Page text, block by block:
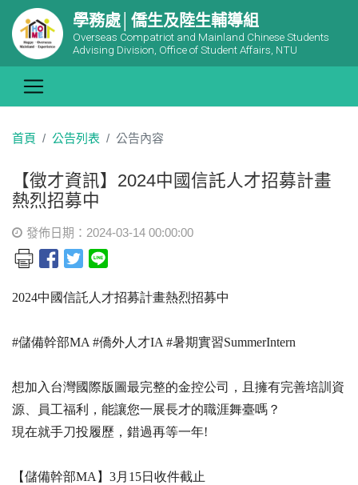
學務處│僑生及陸生輔導組
Overseas Compatriot and Mainland Chinese Students
Advising Division, Office of Student Affairs, NTU
首頁 公告列表 公告內容
【徵才資訊】2024中國信託人才招募計畫
熱烈招募中
發佈日期：2024-03-14 00:00:00
2024中國信託人才招募計畫熱烈招募中
#儲備幹部MA #僑外人才IA #暑期實習SummerIntern
想加入台灣國際版圖最完整的金控公司，且擁有完善培訓資
源、員工福利，能讓您一展長才的職涯舞臺嗎？
現在就手刀投履歷，錯過再等一年!
【儲備幹部MA】3月15日收件截止